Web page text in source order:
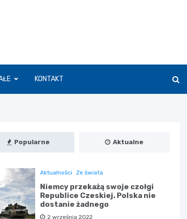
KONTAKT
Popularne Aktualne
Aktualności Ze świata
Niemcy przekażą swoje czołgi
Republice Czeskiej. Polska nie
dostanie żadnego
2 września 2022